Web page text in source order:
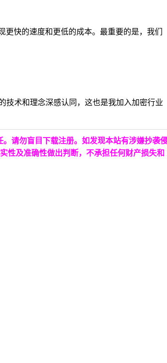
快的速度和更低的成本。最重要的是，我们
技术和理念深感认同，这也是我加入加密行业
请勿盲目下载注册。如发现本站有涉嫌抄袭
性及准确性做出判断，不承担任何财产损失和